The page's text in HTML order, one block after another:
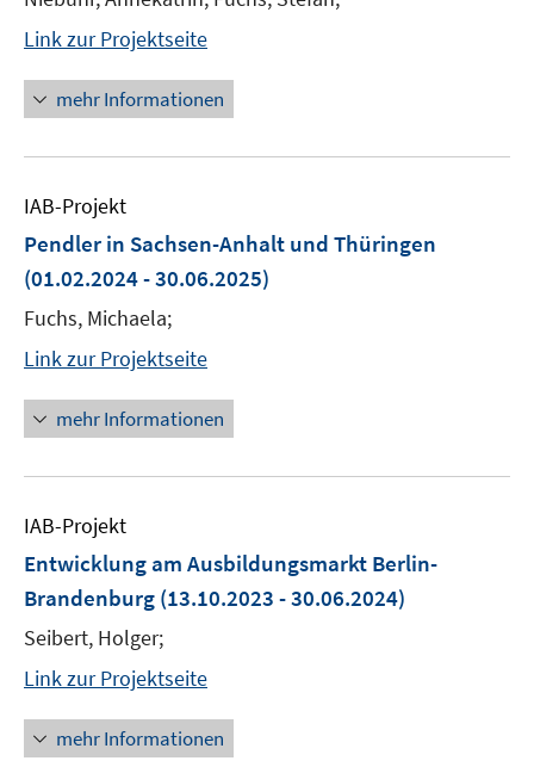
Link zur Projektseite
mehr Informationen
IAB-Projekt
Pendler in Sachsen-Anhalt und Thüringen
(01.02.2024 - 30.06.2025)
Fuchs, Michaela;
Link zur Projektseite
mehr Informationen
IAB-Projekt
Entwicklung am Ausbildungsmarkt Berlin-
Brandenburg (13.10.2023 - 30.06.2024)
Seibert, Holger;
Link zur Projektseite
mehr Informationen